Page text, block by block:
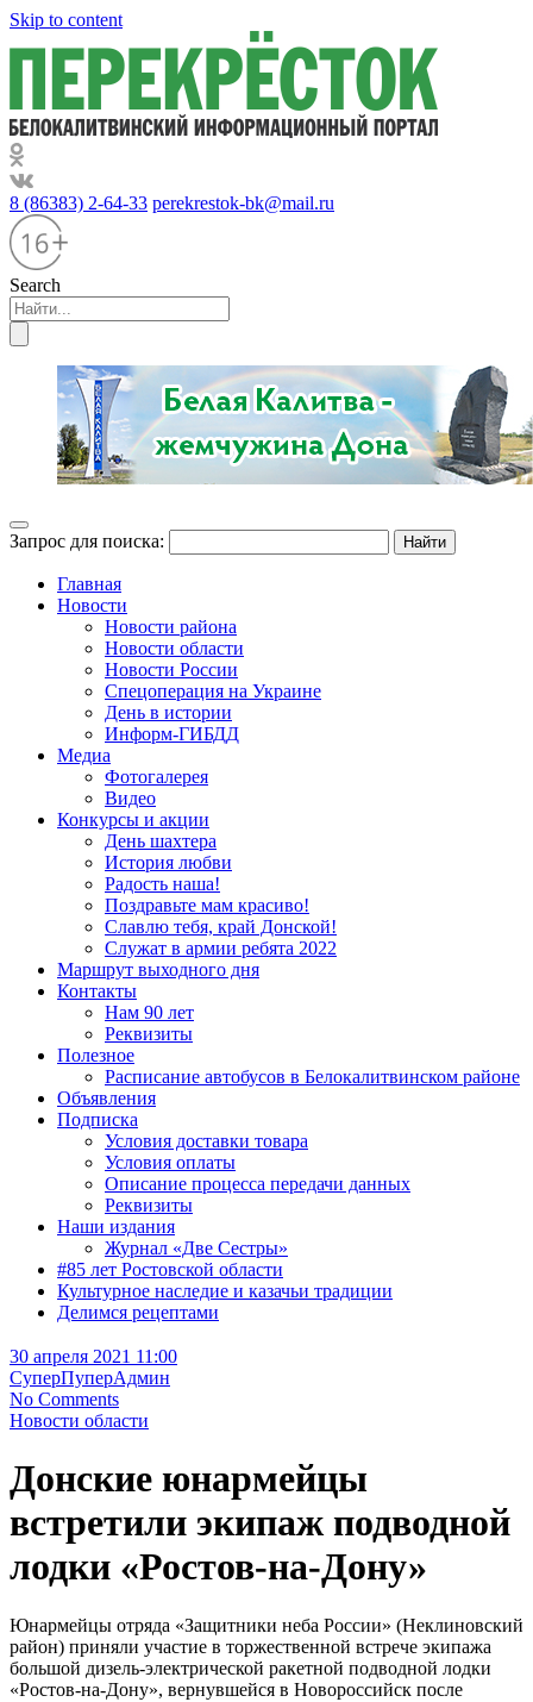
Skip to content
8 (86383) 2-64-33 perekrestok-bk@mail.ru
Search
Запрос для поиска:
Главная
Новости
Новости района
Новости области
Новости России
Спецоперация на Украине
День в истории
Информ-ГИБДД
Медиа
Фотогалерея
Видео
Конкурсы и акции
День шахтера
История любви
Радость наша!
Поздравьте мам красиво!
Славлю тебя, край Донской!
Служат в армии ребята 2022
Маршрут выходного дня
Контакты
Нам 90 лет
Реквизиты
Полезное
Расписание автобусов в Белокалитвинском районе
Объявления
Подписка
Условия доставки товара
Условия оплаты
Описание процесса передачи данных
Реквизиты
Наши издания
Журнал «Две Сестры»
#85 лет Ростовской области
Культурное наследие и казачьи традиции
Делимся рецептами
30 апреля 2021 11:00
СуперПуперАдмин
No Comments
Новости области
Донские юнармейцы
встретили экипаж подводной
лодки «Ростов-на-Дону»
Юнармейцы отряда «Защитники неба России» (Неклиновский
район) приняли участие в торжественной встрече экипажа
большой дизель-электрической ракетной подводной лодки
«Ростов-на-Дону», вернувшейся в Новороссийск после